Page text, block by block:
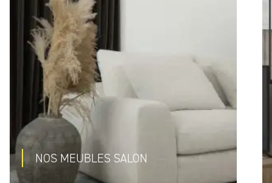
NOS MEUBLES SALON